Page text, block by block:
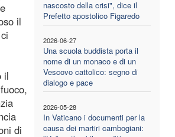
nascosto della crisi", dice il
Prefetto apostolico Figaredo
2026-06-27
Una scuola buddista porta il
nome di un monaco e di un
Vescovo cattolico: segno di
dialogo e pace
2026-05-28
In Vaticano i documenti per la
causa dei martiri cambogiani:
il
il
di